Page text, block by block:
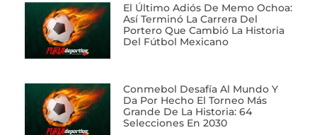
El Último Adiós De Memo Ochoa:
Así Terminó La Carrera Del
Portero Que Cambió La Historia
Del Fútbol Mexicano
Conmebol Desafía Al Mundo Y
Da Por Hecho El Torneo Más
Grande De La Historia: 64
Selecciones En 2030